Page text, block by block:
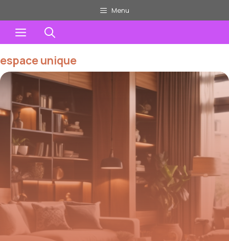
au
contenu
Menu
Menu
espace unique